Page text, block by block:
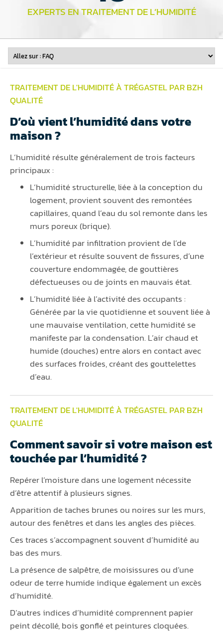
EXPERTS EN TRAITEMENT DE L’HUMIDITÉ
TRAITEMENT DE L'HUMIDITÉ À TRÉGASTEL PAR BZH
QUALITÉ
D’où vient l’humidité dans votre
maison ?
L’humidité résulte généralement de trois facteurs
principaux :
L’humidité structurelle, liée à la conception du
logement, provient souvent des remontées
capillaires, quand l’eau du sol remonte dans les
murs poreux (brique).
L’humidité par infiltration provient de l’de
l’extérieur et résulte souvent de fissures, d’une
couverture endommagée, de gouttières
défectueuses ou de joints en mauvais état.
L’humidité liée à l’activité des occupants :
Générée par la vie quotidienne et souvent liée à
une mauvaise ventilation, cette humidité se
manifeste par la condensation. L’air chaud et
humide (douches) entre alors en contact avec
des surfaces froides, créant des gouttelettes
d’eau.
TRAITEMENT DE L'HUMIDITÉ À TRÉGASTEL PAR BZH
QUALITÉ
Comment savoir si votre maison est
touchée par l’humidité ?
Repérer l’moisture dans une logement nécessite
d’être attentif à plusieurs signes.
Apparition de taches brunes ou noires sur les murs,
autour des fenêtres et dans les angles des pièces.
Ces traces s’accompagnent souvent d’humidité au
bas des murs.
La présence de salpêtre, de moisissures ou d’une
odeur de terre humide indique également un excès
d’humidité.
D’autres indices d’humidité comprennent papier
peint décollé, bois gonflé et peintures cloquées.